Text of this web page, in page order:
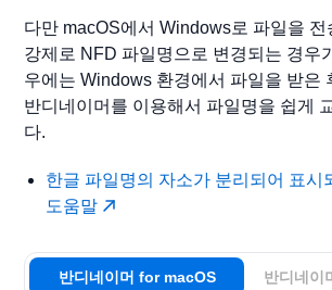
다만 macOS에서 Windows로 파일을 전
강제로 NFD 파일명으로 변경되는 경우
우에는 Windows 환경에서 파일을 받은
반디네이머를 이용해서 파일명을 쉽게
다.
한글 파일명의 자소가 분리되어 표시
도움말
반디네이머 for macOS 반디네